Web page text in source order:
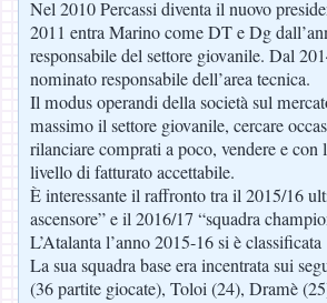
Nel 2010 Percassi diventa il nuovo
2011 entra Marino come DT e Dg
responsabile del settore giovanile. Dal
nominato responsabile dell’area tecnica.
Il modus operandi della società sul
massimo il settore giovanile, cercare
rilanciare comprati a poco, vendere e con
livello di fatturato accettabile.
È interessante il raffronto tra il 2015/16
ascensore” e il 2016/17 “squadra
L’Atalanta l’anno 2015-16 si è
La sua squadra base era incentrata sui
(36 partite giocate), Toloi (24), Dramè